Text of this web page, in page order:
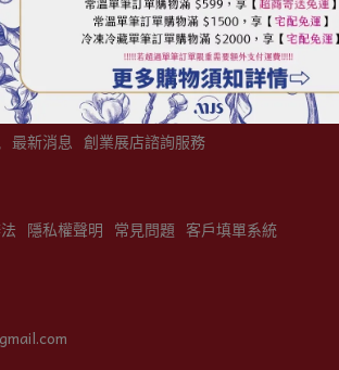
最新消息 創業展店諮詢服務
隱私權聲明 常見問題 客戶填單系統